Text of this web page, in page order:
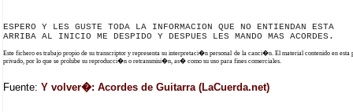
ESPERO Y LES GUSTE TODA LA INFORMACION QUE NO ENTIENDAN ESTA
Este fichero es trabajo propio de su transcriptor y representa su interpretaci�n personal de la canci�n. El material contenido en esta
privado, por lo que se prohibe su reproducci�n o retransmisi�n, as� como su uso para fines comerciales.
Fuente: Y volver�: Acordes de Guitarra (LaCuerda.net)